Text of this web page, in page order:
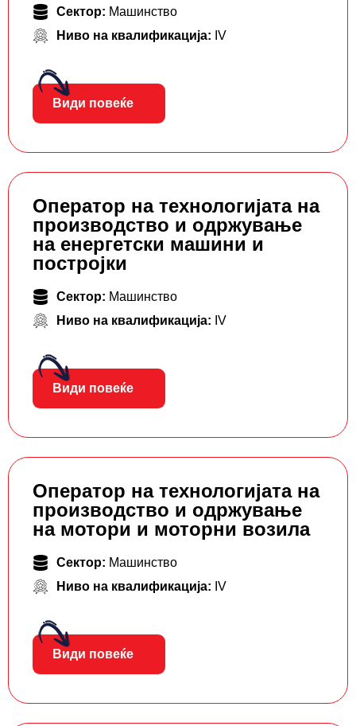
Сектор: Машинство
Ниво на квалификација: IV
Види повеќе
Оператор на технологијата на
производство и одржување
на енергетски машини и
постројки
Сектор: Машинство
Ниво на квалификација: IV
Види повеќе
Оператор на технологијата на
производство и одржување
на мотори и моторни возила
Сектор: Машинство
Ниво на квалификација: IV
Види повеќе